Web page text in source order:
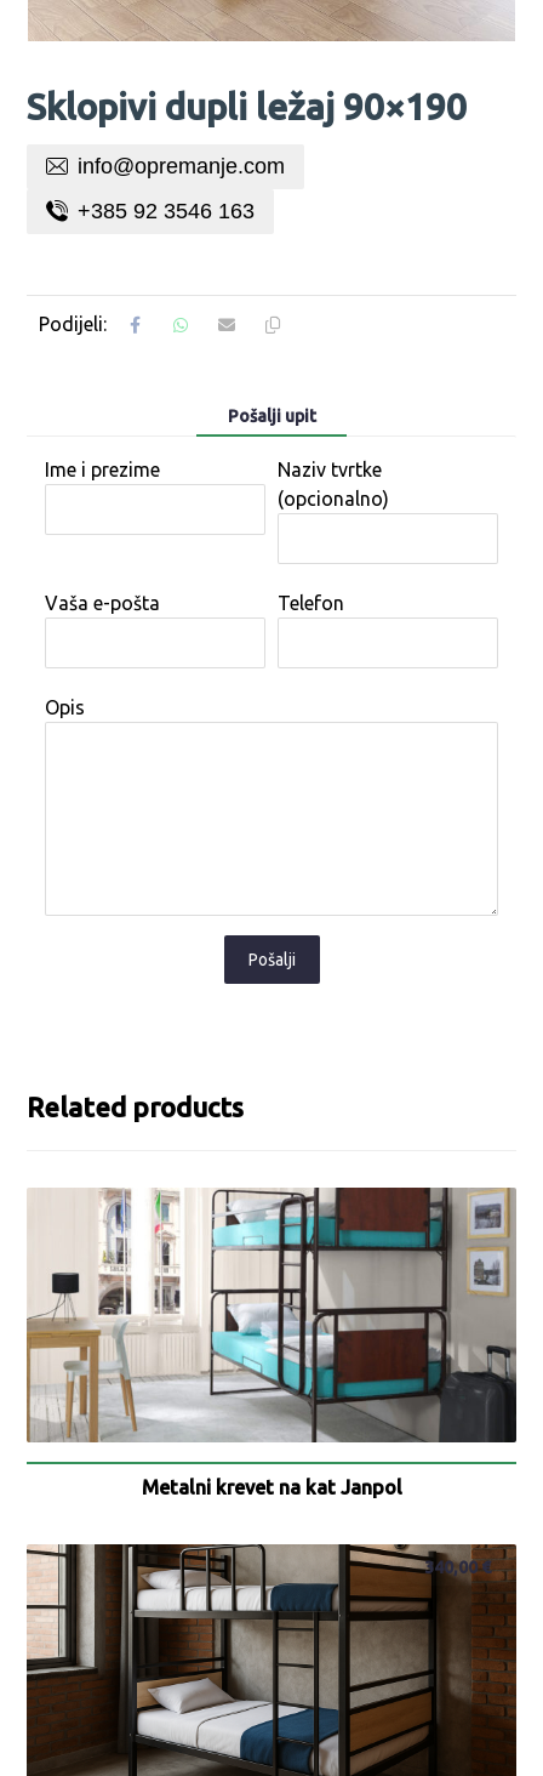
Sklopivi dupli ležaj 90×190
info@opremanje.com
+385 92 3546 163
Pošalji upit
Ime i prezime
Naziv tvrtke
(opcionalno)
Vaša e-pošta Telefon
Opis
Pošalji
Related products
Metalni krevet na kat Janpol
340,00€